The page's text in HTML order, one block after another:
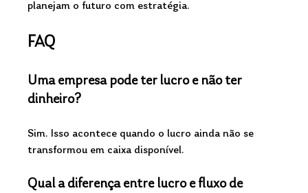
planejam o futuro com estratégia.
FAQ
Uma empresa pode ter lucro e não ter
dinheiro?
Sim. Isso acontece quando o lucro ainda não se
transformou em caixa disponível.
Qual a diferença entre lucro e fluxo de